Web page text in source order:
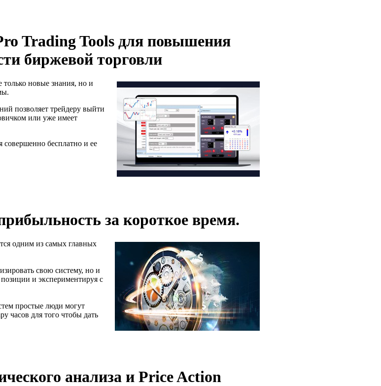
Trading Tools для повышения
биржевой торговли
новые знания, но и
позволяет трейдеру выйти
или уже имеет
совершенно бесплатно и ее
за короткое время.
одним из самых главных
свою систему, но и
и экспериментируя с
простые люди могут
часов для того чтобы дать
анализа и Price Action